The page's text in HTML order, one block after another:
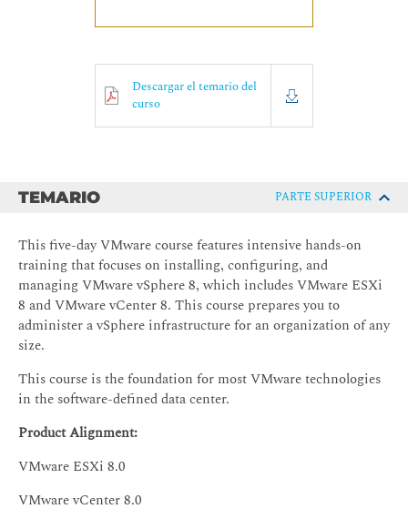
Descargar el temario del
curso
TEMARIO PARTE SUPERIOR
This five-day VMware course features intensive hands-on
training that focuses on installing, configuring, and
managing VMware vSphere 8, which includes VMware ESXi
8 and VMware vCenter 8. This course prepares you to
administer a vSphere infrastructure for an organization of any
size.
This course is the foundation for most VMware technologies
in the software-defined data center.
Product Alignment:
VMware ESXi 8.0
VMware vCenter 8.0